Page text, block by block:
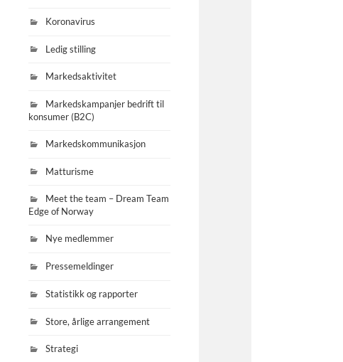
Koronavirus
Ledig stilling
Markedsaktivitet
Markedskampanjer bedrift til
konsumer (B2C)
Markedskommunikasjon
Matturisme
Meet the team – Dream Team
Edge of Norway
Nye medlemmer
Pressemeldinger
Statistikk og rapporter
Store, årlige arrangement
Strategi